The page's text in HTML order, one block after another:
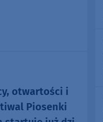
otwartości i
Piosenki